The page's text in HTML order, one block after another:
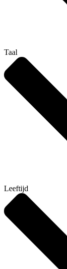
Taal
Leeftijd